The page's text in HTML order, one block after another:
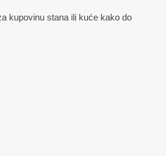
kupovinu stana ili kuće kako do